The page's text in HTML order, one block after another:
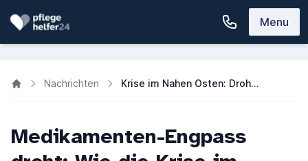
Menu
Nachrichten Krise im Nahen Osten: Droht ein Medikamenten-Engpass?
Medikamenten-Engpass